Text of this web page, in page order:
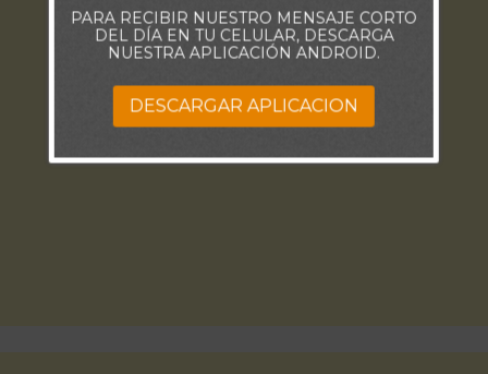
PARA RECIBIR NUESTRO MENSAJE CORTO
DEL DÍA EN TU CELULAR, DESCARGA
NUESTRA APLICACIÓN ANDROID.
DESCARGAR APLICACION